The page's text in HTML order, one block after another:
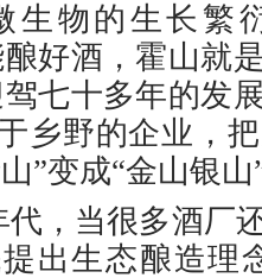
生物的生长繁
好酒，霍山就
七十多年的发
乡野的企业，
”变成“金山银
，当很多酒厂
出生态酿造理